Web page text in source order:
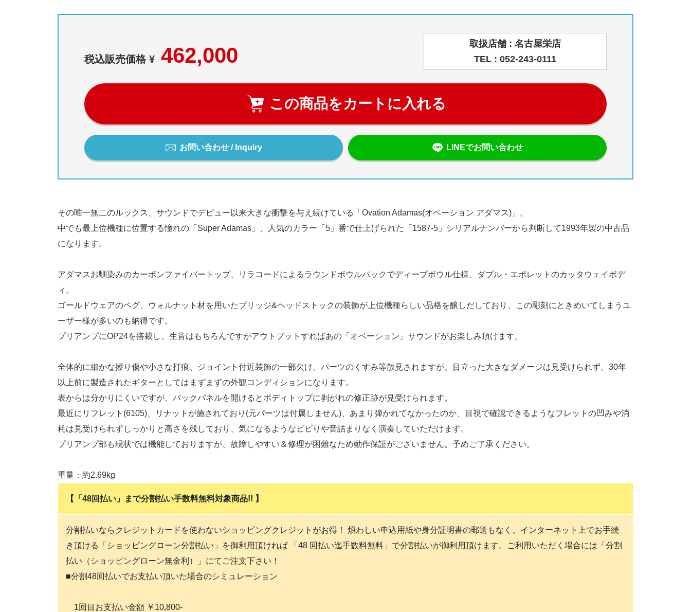
税込販売価格 ¥ 462,000
取扱店舗 : 名古屋栄店
TEL : 052-243-0111
この商品をカートに入れる
お問い合わせ / Inquiry LINEでお問い合わせ
その唯一無二のルックス、サウンドでデビュー以来大きな衝撃を与え続けている「Ovation Adamas(オベーション アダマス)」。
中でも最上位機種に位置する憧れの「Super Adamas」、人気のカラー「5」番で仕上げられた「1587-5」シリアルナンバーから判断して1993年製の中古品
になります。
アダマスお馴染みのカーボンファイバートップ、リラコードによるラウンドボウルバックでディープボウル仕様、ダブル・エポレットのカッタウェイボデ
ィ。
ゴールドウェアのペグ、ウォルナット材を用いたブリッジ&ヘッドストックの装飾が上位機種らしい品格を醸しだしており、この彫刻にときめいてしまうユ
ーザー様が多いのも納得です。
プリアンプにOP24を搭載し、生音はもちろんですがアウトプットすればあの「オベーション」サウンドがお楽しみ頂けます。
全体的に細かな擦り傷や小さな打痕、ジョイント付近装飾の一部欠け、パーツのくすみ等散見されますが、目立った大きなダメージは見受けられず、30年
以上前に製造されたギターとしてはまずまずの外観コンディションになります。
表からは分かりにくいですが、バックパネルを開けるとボディトップに剥がれの修正跡が見受けられます。
最近にリフレット(6105)、リナットが施されており(元パーツは付属しません)、あまり弾かれてなかったのか、目視で確認できるようなフレットの凹みや消
耗は見受けられずしっかりと高さを残しており、気になるようなビビりや音詰まりなく演奏していただけます。
プリアンプ部も現状では機能しておりますが、故障しやすい＆修理が困難なため動作保証がございません。予めご了承ください。
重量：約2.69kg
【「48回払い」まで分割払い手数料無料対象商品!! 】
分割払いならクレジットカードを使わないショッピングクレジットがお得！ 煩わしい申込用紙や身分証明書の郵送もなく、インターネット上でお手続
き頂ける「ショッピングローン分割払い」を御利用頂ければ 「48 回払い迄手数料無料」で分割払いが御利用頂けます。ご利用いただく場合には「分割
払い（ショッピングローン無金利）」にてご注文下さい！
■分割48回払いでお支払い頂いた場合のシミュレーション
1回目お支払い金額 ￥10,800-